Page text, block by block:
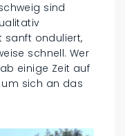
sind
sanft onduliert,
schnell. Wer
einige Zeit auf
sich an das